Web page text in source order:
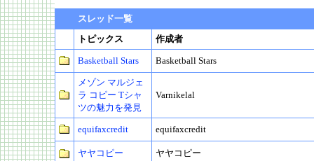
スレッド一覧
トピックス
作成者
Basketball Stars Basketball Stars
メゾン マルジェ
ラ コピー Tシャ
ツの魅力を発見
Varnikelal
equifaxcredit equifaxcredit
ヤヤコピー ヤヤコピー